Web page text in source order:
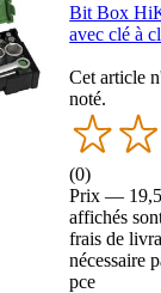
Bit Box
avec clé à
Cet article
noté.
(0)
Prix —
affichés
frais de
nécessaire
pce